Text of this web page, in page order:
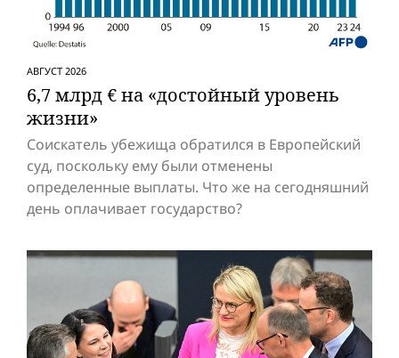
АВГУСТ 2026
6,7 млрд € на «достойный уровень
жизни»
Соискатель убежища обратился в Европейский
суд, поскольку ему были отменены
определенные выплаты. Что же на сегодняшний
день оплачивает государство?